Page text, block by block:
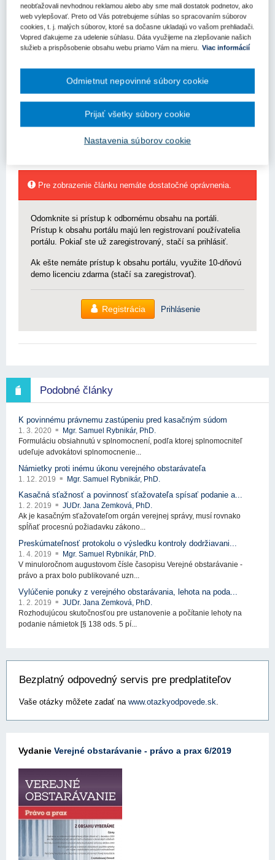
Register kľúčových slov
Kasačná sťažnosť žalovaného orgánu verejnej správy proti
uzneseniu, ktorým správny súd rozhodol o priznaní odkladného
kasačnú sťažnosť odmietne podľa § 439 ods. 2 písm. e) zákona č.
162/2015 Z.z. Správny súdny poriadok v znení neskorších
predpisov (ďalej len "Správny súdny poriadok" alebo "SSP"),
pretože smeruje proti uzneseniu, ktoré sa týka odkladného účinku
Pre zobrazenie článku nemáte dostatočné oprávnenia.
Odomknite si prístup k odbornému obsahu na portáli.
Prístup k obsahu portálu majú len registrovaní používatelia
portálu. Pokiaľ ste už zaregistrovaný, stačí sa prihlásiť.
Ak ešte nemáte prístup k obsahu portálu, využite 10-dňovú
demo licenciu zdarma (stačí sa zaregistrovať).
Registrácia Prihlásenie
Podobné články
K povinnému právnemu zastúpeniu pred kasačným súdom
1. 3. 2020
Mgr. Samuel Rybnikár, PhD.
Formuláciu obsiahnutú v splnomocnení, podľa ktorej splnomocniteľ
udeľuje advokátovi splnomocnenie...
Námietky proti inému úkonu verejného obstarávateľa
1. 12. 2019 Mgr. Samuel Rybnikár, PhD.
Kasačná sťažnosť a povinnosť sťažovateľa spísať podanie a...
1. 2. 2019
JUDr. Jana Zemková, PhD.
Ak je kasačným sťažovateľom orgán verejnej správy, musí rovnako
spĺňať procesnú požiadavku zákono...
Preskúmateľnosť protokolu o výsledku kontroly dodržiavani...
1. 4. 2019
Mgr. Samuel Rybnikár, PhD.
V minuloročnom augustovom čísle časopisu Verejné obstarávanie -
právo a prax bolo publikované uzn...
Vylúčenie ponuky z verejného obstarávania, lehota na poda...
1. 2. 2019
JUDr. Jana Zemková, PhD.
Rozhodujúcou skutočnosťou pre ustanovenie a počítanie lehoty na
podanie námietok [§ 138 ods. 5 pí...
Bezplatný odpovedný servis pre predplatiteľov
Vaše otázky môžete zadať na www.otazkyodpovede.sk.
Vydanie Verejné obstarávanie - právo a prax 6/2019
neobťažovali nevhodnou reklamou alebo aby sme mali dostatok podnetov, ako
web vylepšovať. Preto od Vás potrebujeme súhlas so spracovaním súborov
cookies, t. j. malých súborov, ktoré sa dočasne ukladajú vo vašom prehliadači.
Vopred ďakujeme za udelenie súhlasu. Dáta využijeme na zlepšovanie našich
služieb a prispôsobenie obsahu webu priamo Vám na mieru.
Viac informácií
Nastavenia súborov cookie
Odmietnut nepovinné súbory cookie
Prijať všetky súbory cookie